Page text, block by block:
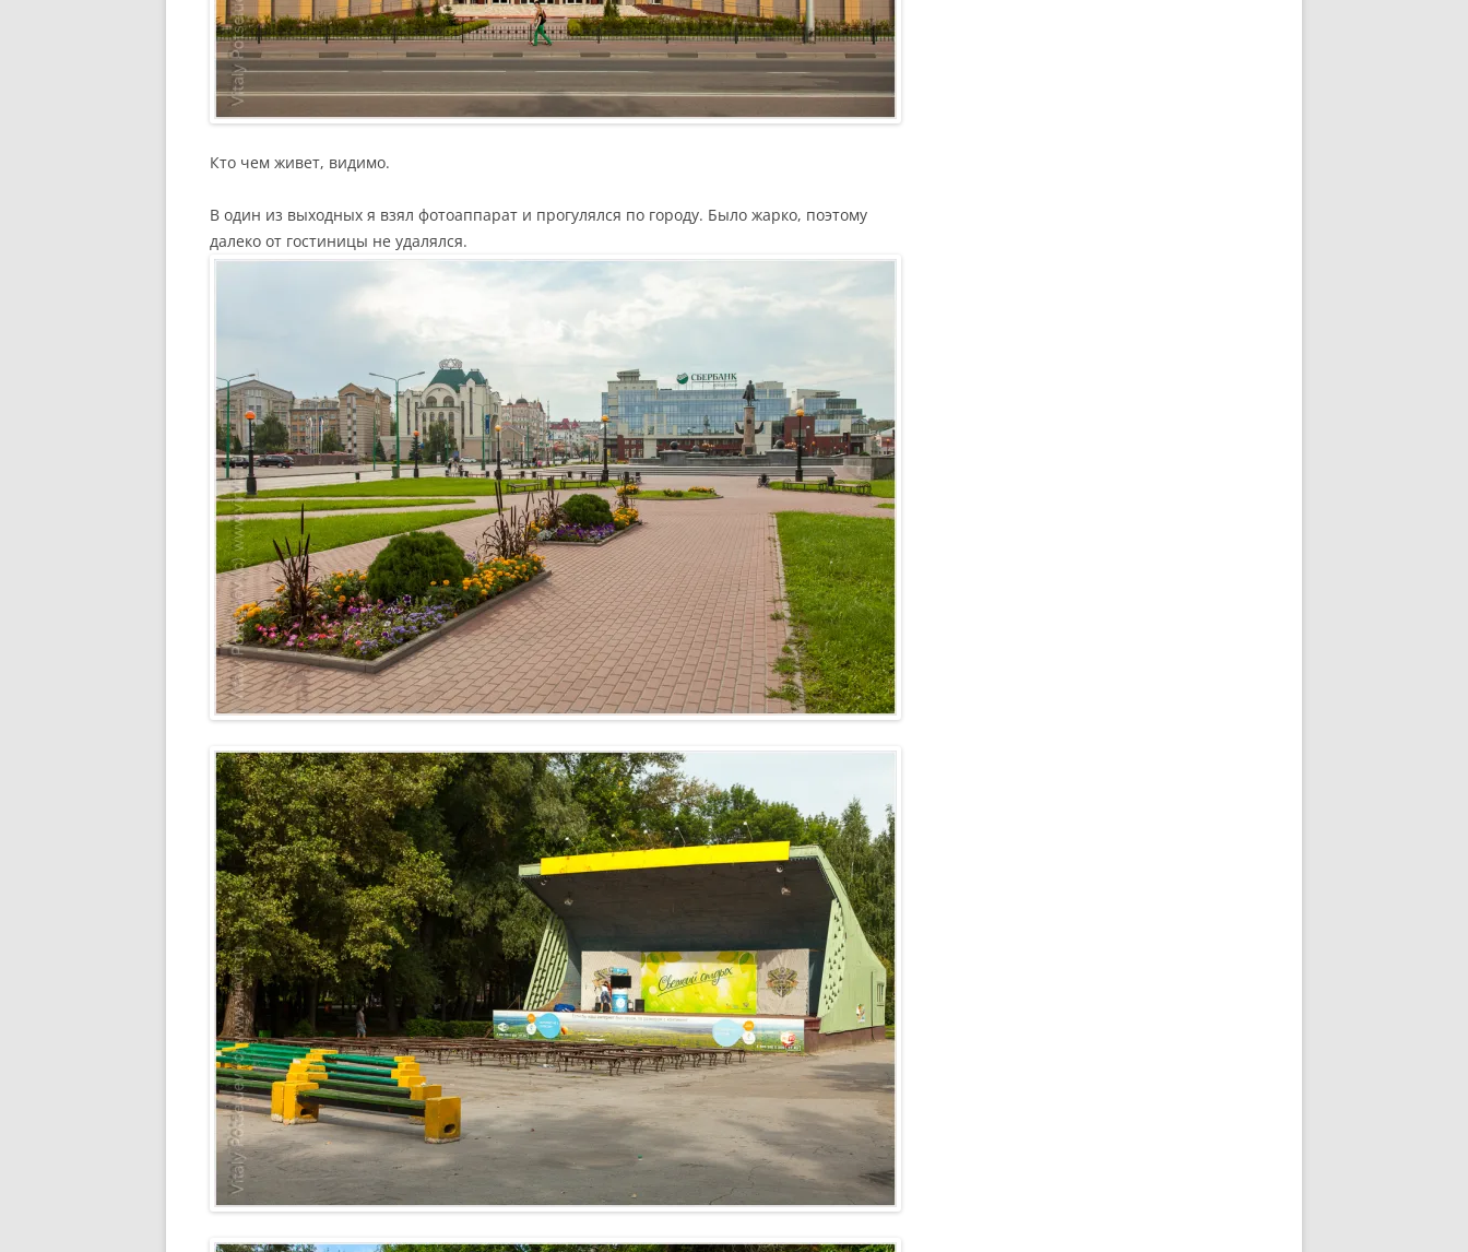
Кто чем живет, видимо.
В один из выходных я взял фотоаппарат и прогулялся по городу. Было жарко, поэтому
далеко от гостиницы не удалялся.